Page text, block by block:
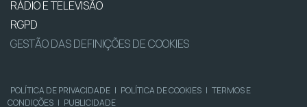
RÁDIO E TELEVISÃO
RGPD
GESTÃO DAS DEFINIÇÕES DE COOKIES
POLÍTICA DE PRIVACIDADE | POLÍTICA DE COOKIES | TERMOS E
CONDIÇÕES | PUBLICIDADE